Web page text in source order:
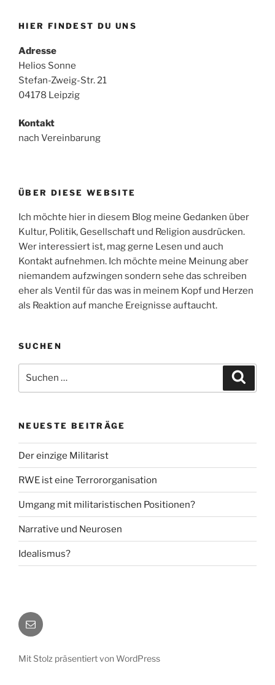
HIER FINDEST DU UNS
Adresse
Helios Sonne
Stefan-Zweig-Str. 21
04178 Leipzig
Kontakt
nach Vereinbarung
ÜBER DIESE WEBSITE
Ich möchte hier in diesem Blog meine Gedanken über
Kultur, Politik, Gesellschaft und Religion ausdrücken.
Wer interessiert ist, mag gerne Lesen und auch
Kontakt aufnehmen. Ich möchte meine Meinung aber
niemandem aufzwingen sondern sehe das schreiben
eher als Ventil für das was in meinem Kopf und Herzen
als Reaktion auf manche Ereignisse auftaucht.
SUCHEN
nach:
NEUESTE BEITRÄGE
Der einzige Militarist
RWE ist eine Terrororganisation
Umgang mit militaristischen Positionen?
Narrative und Neurosen
Idealismus?
E-
Mail
Mit Stolz präsentiert von WordPress